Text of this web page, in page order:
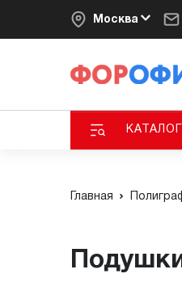
Москва
КАТАЛОГ
Главная